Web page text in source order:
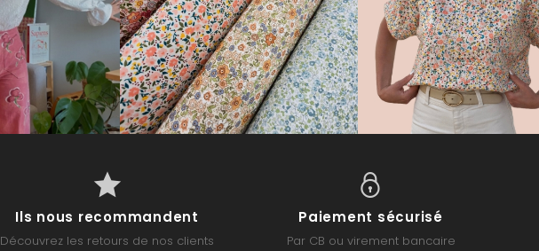
Ils nous recommandent
Découvrez les retours de nos clients
Paiement sécurisé
Par CB ou virement bancaire